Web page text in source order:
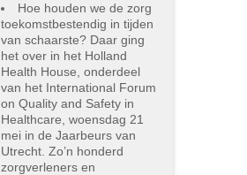
Hoe houden we de zorg
toekomstbestendig in tijden
van schaarste? Daar ging
het over in het Holland
Health House, onderdeel
van het International Forum
on Quality and Safety in
Healthcare, woensdag 21
mei in de Jaarbeurs van
Utrecht. Zo’n honderd
zorgverleners en